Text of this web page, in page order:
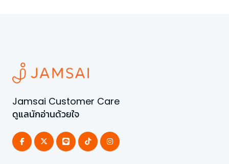
Jamsai Customer Care
ดูแลนักอ่านด้วยใจ